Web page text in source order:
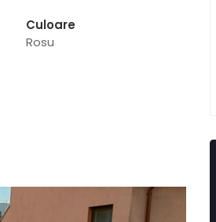
Culoare
Rosu